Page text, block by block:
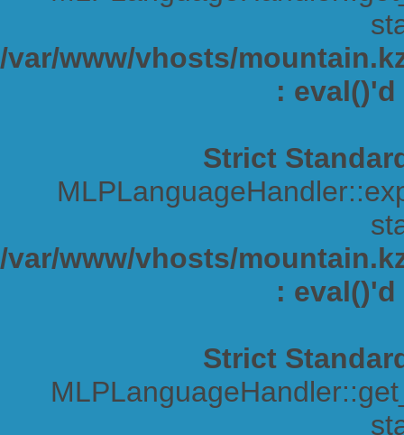
/var/www/vhosts/
:
Strict
/var/www/vhosts/
:
Strict